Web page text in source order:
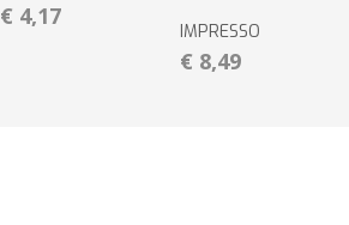
€ 4,17
IMPRESSO
€ 8,49